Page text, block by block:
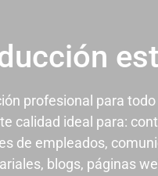
profesional para
calidad ideal para:
de empleados,
blogs, páginas